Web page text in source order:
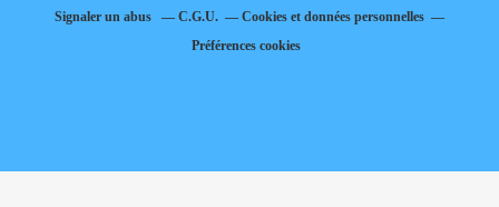
Signaler un abus
C.G.U.
Cookies et données personnelles
Préférences cookies